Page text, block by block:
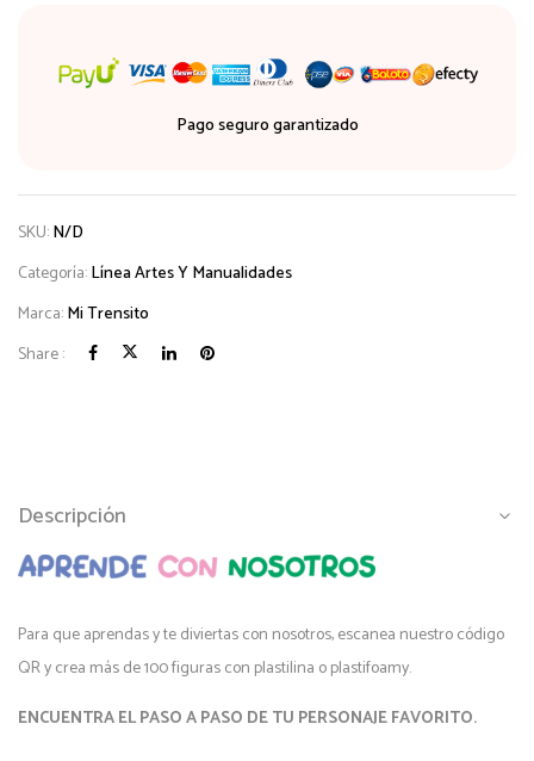
Pago seguro garantizado
SKU:N/D
Categoría:Línea Artes Y Manualidades
Marca:Mi Trensito
Share :
Descripción
Para que aprendas y te diviertas con nosotros, escanea nuestro código
QR y crea más de 100 figuras con plastilina o plastifoamy.
ENCUENTRA EL PASO A PASO DE TU PERSONAJE FAVORITO.